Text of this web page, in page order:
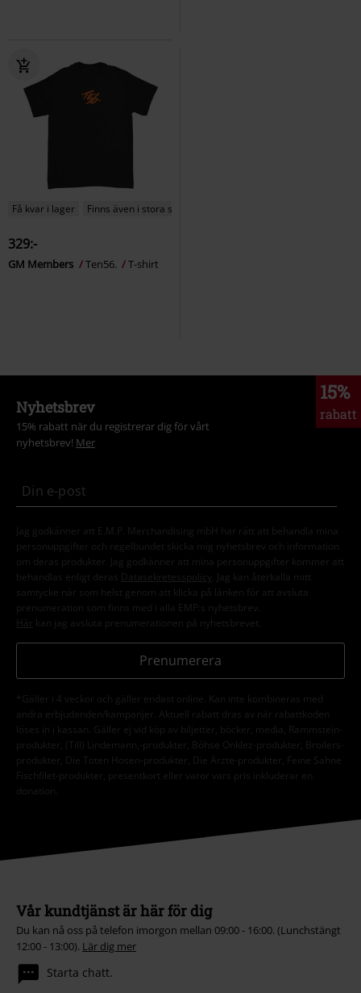
Få kvar i lager Finns även i stora storlekar
329:-
GM Members Ten56. T-shirt
15%
rabatt
Nyhetsbrev
15% rabatt när du registrerar dig för vårt
nyhetsbrev! Mer
Jag godkänner att E.M.P. Merchandising mbH har rätt att behandla mina
personuppgifter och regelbundet skicka mig nyhetsbrev och information
om deras produkter. Jag godkänner att mina personuppgifter kommer att
behandlas enligt deras
Datasekretesspolicy
. Jag kan återkalla mitt
samtycke när som helst genom att klicka på länken för att avsluta
prenumeration som finns med i alla EMP:s nyhetsbrev.
Här kan jag avsluta prenumerationen på nyhetsbrevet.
Prenumerera
*Gäller i 4 veckor och gäller endast online. Kan inte kombineras med
andra erbjudanden/kampanjer. Aktuell rabatt dras av när rabattkoden
löses in i kassan. Gäller ej vid köp av biljetter, böcker, media, Rammstein-
produkter, (Till) Lindemann,-produkter, Böhse Onklez-produkter, Broilers-
produkter, Die Toten Hosen-produkter, Die Ärzte-produkter, Feine Sahne
Fischfilet-produkter, presentkort eller varor vars pris inkluderar en
donation.
Vår kundtjänst är här för dig
Du kan nå oss på telefon imorgon mellan 09:00 - 16:00. (Lunchstängt
12:00 - 13:00). Lär dig mer
Starta chatt.